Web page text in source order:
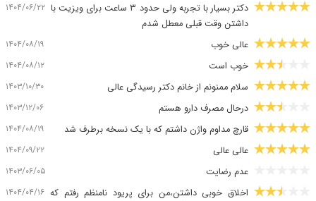
دکتر بسیار با تجربه ولی حدود ۳ ساعت برای ویزیت با
داشتن وقت قبلی معطل شدم
۱۴۰۴/۰۶/۲۲
عالی خوب ۱۴۰۴/۰۸/۱۹
خوب است ۱۴۰۴/۰۸/۱۲
سلام ممنونم از خانم دکتر رسیدگی عالی ۱۴۰۳/۱۰/۳۰
درحال مصرف دارو هستم ۱۴۰۳/۱۲/۰۶
قارچ مداوم واژن داشتم که با یک نسخه برطرف شد ۱۴۰۴/۰۸/۱۹
عالی عالی ۱۴۰۴/۰۹/۲۲
عدم رضایت ۱۴۰۳/۰۶/۰۵
اخلاق خوبی داشتن،من برای پریود نامنظم رفتم که ۱۴۰۴/۰۴/۱۶